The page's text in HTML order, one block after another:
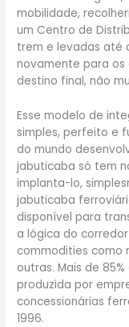
mobilidade,
um Centro de
trem e levadas até
novamente para os
destino final, não
Esse modelo de
simples, perfeito e
do mundo
jabuticaba só tem
implanta-lo,
jabuticaba
disponível para
a lógica do
commodities como
outras. Mais de
produzida por
concessionárias
1996.